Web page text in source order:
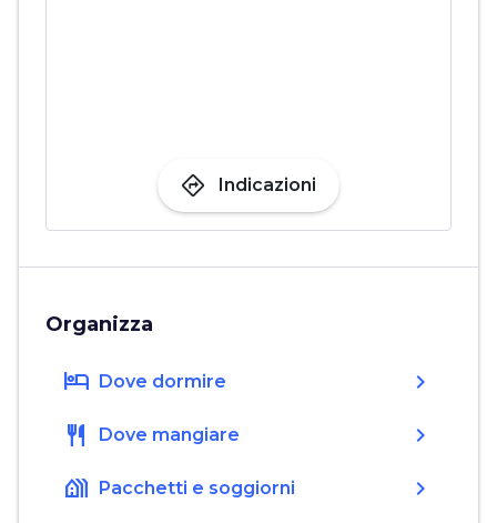
directions Indicazioni
Organizza
hotel Dove dormire chevron_right
restaurant Dove mangiare chevron_right
holiday_village Pacchetti e soggiorni chevron_right